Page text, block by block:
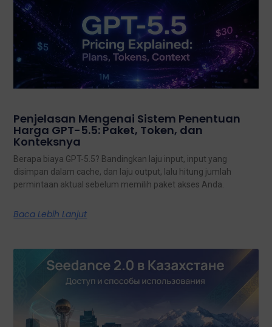
Penjelasan Mengenai Sistem Penentuan
Harga GPT-5.5: Paket, Token, dan
Konteksnya
Berapa biaya GPT-5.5? Bandingkan laju input, input yang
disimpan dalam cache, dan laju output, lalu hitung jumlah
permintaan aktual sebelum memilih paket akses Anda.
Baca Lebih Lanjut